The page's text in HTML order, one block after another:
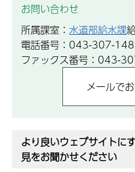
お問い合わせ
所属課室： 水道部給水課
電話番号：043-307-
ファックス番号：043-
より良いウェブサイトに
見をお聞かせください